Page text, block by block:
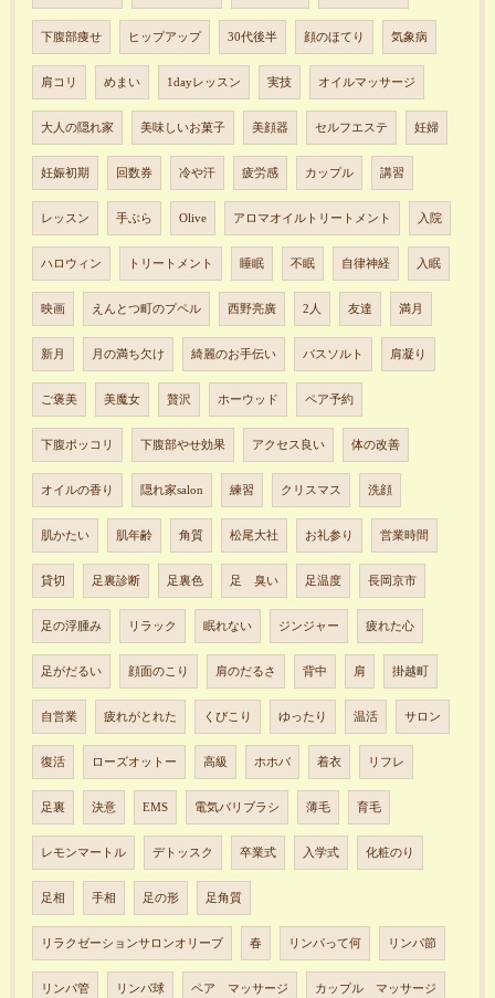
下腹部痩せ ヒップアップ 30代後半 顔のほてり 気象病
肩コリ めまい 1dayレッスン 実技 オイルマッサージ
大人の隠れ家 美味しいお菓子 美顔器 セルフエステ 妊婦
妊娠初期 回数券 冷や汗 疲労感 カップル 講習
レッスン 手ぶら Olive アロマオイルトリートメント 入院
ハロウィン トリートメント 睡眠 不眠 自律神経 入眠
映画 えんとつ町のプペル 西野亮廣 2人 友達 満月
新月 月の満ち欠け 綺麗のお手伝い バスソルト 肩凝り
ご褒美 美魔女 贅沢 ホーウッド ペア予約
下腹ポッコリ 下腹部やせ効果 アクセス良い 体の改善
オイルの香り 隠れ家salon 練習 クリスマス 洗顔
肌かたい 肌年齢 角質 松尾大社 お礼参り 営業時間
貸切 足裏診断 足裏色 足 臭い 足温度 長岡京市
足の浮腫み リラック 眠れない ジンジャー 疲れた心
足がだるい 顔面のこり 肩のだるさ 背中 肩 掛越町
自営業 疲れがとれた くびこり ゆったり 温活 サロン
復活 ローズオットー 高級 ホホバ 着衣 リフレ
足裏 決意 EMS 電気バリブラシ 薄毛 育毛
レモンマートル デトッスク 卒業式 入学式 化粧のり
足相 手相 足の形 足角質
リラクゼーションサロンオリーブ 春 リンパって何 リンパ節
リンパ管 リンパ球 ペア マッサージ カップル マッサージ